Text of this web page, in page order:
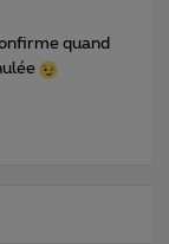
quand